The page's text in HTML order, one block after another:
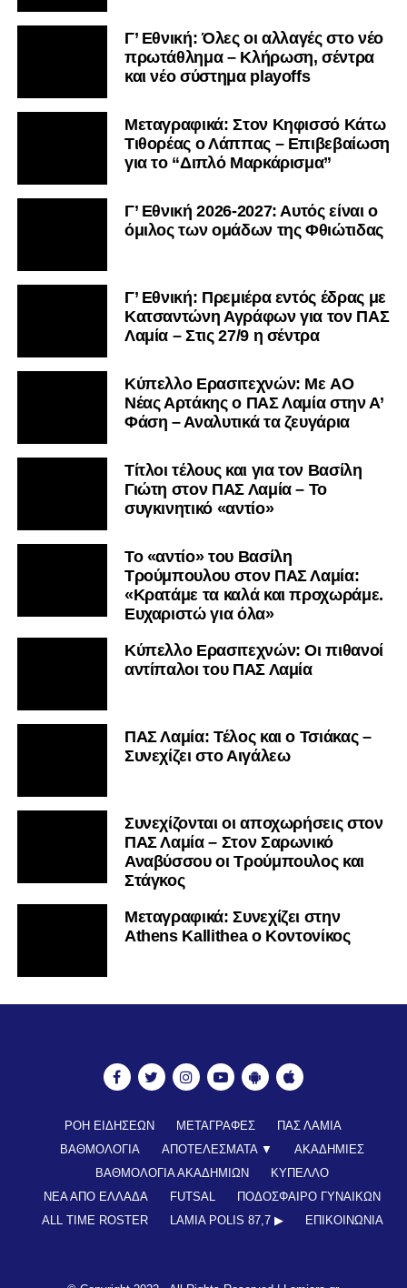
Γ’ Εθνική: Όλες οι αλλαγές στο νέο
πρωτάθλημα – Κλήρωση, σέντρα
και νέο σύστημα playoffs
Μεταγραφικά: Στον Κηφισσό Κάτω
Τιθορέας ο Λάππας – Επιβεβαίωση
για το “Διπλό Μαρκάρισμα”
Γ’ Εθνική 2026-2027: Αυτός είναι ο
όμιλος των ομάδων της Φθιώτιδας
Γ’ Εθνική: Πρεμιέρα εντός έδρας με
Κατσαντώνη Αγράφων για τον ΠΑΣ
Λαμία – Στις 27/9 η σέντρα
Kύπελλο Ερασιτεχνών: Με AO
Nέας Αρτάκης ο ΠΑΣ Λαμία στην Α’
Φάση – Αναλυτικά τα ζευγάρια
Τίτλοι τέλους και για τον Βασίλη
Γιώτη στον ΠΑΣ Λαμία – Το
συγκινητικό «αντίο»
Το «αντίο» του Βασίλη
Τρούμπουλου στον ΠΑΣ Λαμία:
«Κρατάμε τα καλά και προχωράμε.
Ευχαριστώ για όλα»
Κύπελλο Ερασιτεχνών: Οι πιθανοί
αντίπαλοι του ΠΑΣ Λαμία
ΠΑΣ Λαμία: Τέλος και ο Τσιάκας –
Συνεχίζει στο Αιγάλεω
Συνεχίζονται οι αποχωρήσεις στον
ΠΑΣ Λαμία – Στον Σαρωνικό
Αναβύσσου οι Τρούμπουλος και
Στάγκος
Mεταγραφικά: Συνεχίζει στην
Athens Kallithea ο Κοντονίκος
ΡΟΗ ΕΙΔΗΣΕΩΝ ΜΕΤΑΓΡΑΦΕΣ
ΠΑΣ ΛΑΜΙΑ
ΒΑΘΜΟΛΟΓΙΑ
ΑΠΟΤΕΛΕΣΜΑΤΑ ▼
ΑΚΑΔΗΜΙΕΣ
ΒΑΘΜΟΛΟΓΙΑ ΑΚΑΔΗΜΙΩΝ
ΚΥΠΕΛΛΟ
ΝΕΑ ΑΠΟ ΕΛΛΑΔΑ
FUTSAL
ΠΟΔΟΣΦΑΙΡΟ ΓΥΝΑΙΚΩΝ
ALL TIME ROSTER
LAMIA POLIS 87,7 ▶︎ ΕΠΙΚΟΙΝΩΝΊΑ